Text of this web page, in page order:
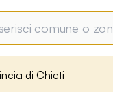
di Chieti